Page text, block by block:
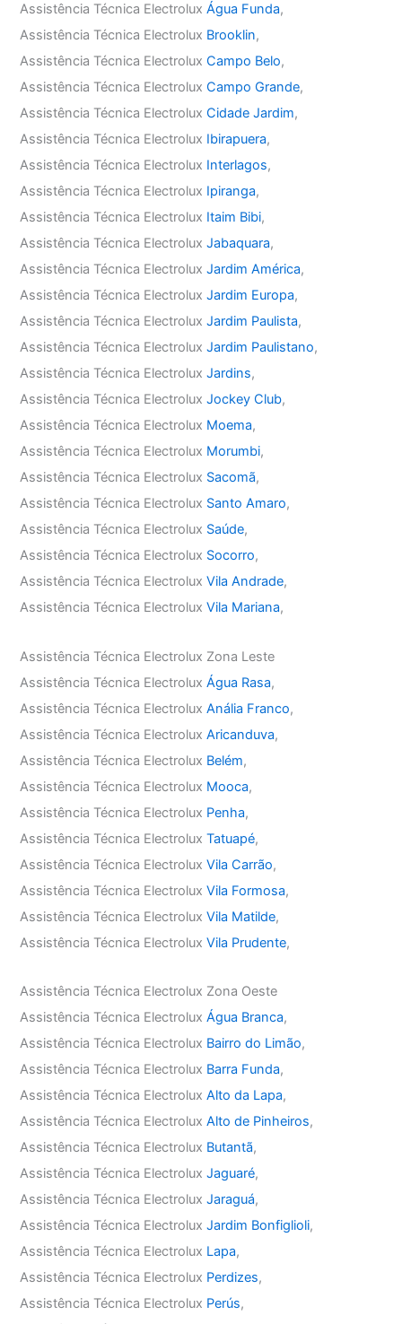
Assistência Técnica ElectroluxÁgua Funda,
Assistência Técnica Electrolux Brooklin,
Assistência Técnica ElectroluxCampo Belo,
Assistência Técnica ElectroluxCampo Grande,
Assistência Técnica ElectroluxCidade Jardim,
Assistência Técnica Electrolux Ibirapuera,
Assistência Técnica Electrolux Interlagos,
Assistência Técnica Electrolux Ipiranga,
Assistência Técnica Electrolux Itaim Bibi,
Assistência Técnica ElectroluxJabaquara,
Assistência Técnica ElectroluxJardim América,
Assistência Técnica ElectroluxJardim Europa,
Assistência Técnica ElectroluxJardim Paulista,
Assistência Técnica ElectroluxJardim Paulistano,
Assistência Técnica ElectroluxJardins,
Assistência Técnica ElectroluxJockey Club,
Assistência Técnica Electrolux Moema,
Assistência Técnica Electrolux Morumbi,
Assistência Técnica Electrolux Sacomã,
Assistência Técnica Electrolux Santo Amaro,
Assistência Técnica Electrolux Saúde,
Assistência Técnica Electrolux Socorro,
Assistência Técnica ElectroluxVila Andrade,
Assistência Técnica ElectroluxVila Mariana,
Assistência Técnica Electrolux Zona Leste
Assistência Técnica ElectroluxÁgua Rasa,
Assistência Técnica ElectroluxAnália Franco,
Assistência Técnica ElectroluxAricanduva,
Assistência Técnica Electrolux Belém,
Assistência Técnica Electrolux Mooca,
Assistência Técnica Electrolux Penha,
Assistência Técnica ElectroluxTatuapé,
Assistência Técnica ElectroluxVila Carrão,
Assistência Técnica ElectroluxVila Formosa,
Assistência Técnica ElectroluxVila Matilde,
Assistência Técnica ElectroluxVila Prudente,
Assistência Técnica Electrolux Zona Oeste
Assistência Técnica ElectroluxÁgua Branca,
Assistência Técnica Electrolux Bairro do Limão,
Assistência Técnica Electrolux Barra Funda,
Assistência Técnica ElectroluxAlto da Lapa,
Assistência Técnica ElectroluxAlto de Pinheiros,
Assistência Técnica Electrolux Butantã,
Assistência Técnica ElectroluxJaguaré,
Assistência Técnica ElectroluxJaraguá,
Assistência Técnica ElectroluxJardim Bonfiglioli,
Assistência Técnica Electrolux Lapa,
Assistência Técnica Electrolux Perdizes,
Assistência Técnica Electrolux Perús,